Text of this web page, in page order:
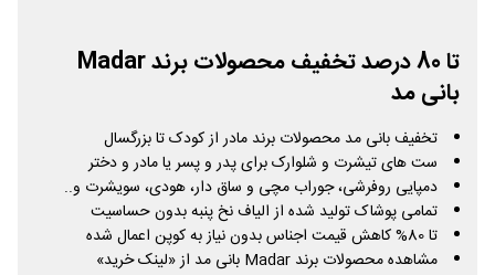
تا 80 درصد تخفیف محصولات برند Madar
بانی مد
تخفیف بانی مد محصولات برند مادر از کودک تا بزرگسال
ست های تیشرت و شلوارک برای پدر و پسر یا مادر و دختر
دمپایی روفرشی، جوراب مچی و ساق دار، هودی، سویشرت و..
تمامی پوشاک تولید شده از الیاف نخ پنبه بدون حساسیت
تا 80% کاهش قیمت اجناس بدون نیاز به کوپن اعمال شده
مشاهده محصولات برند Madar بانی مد از «لینک خرید»